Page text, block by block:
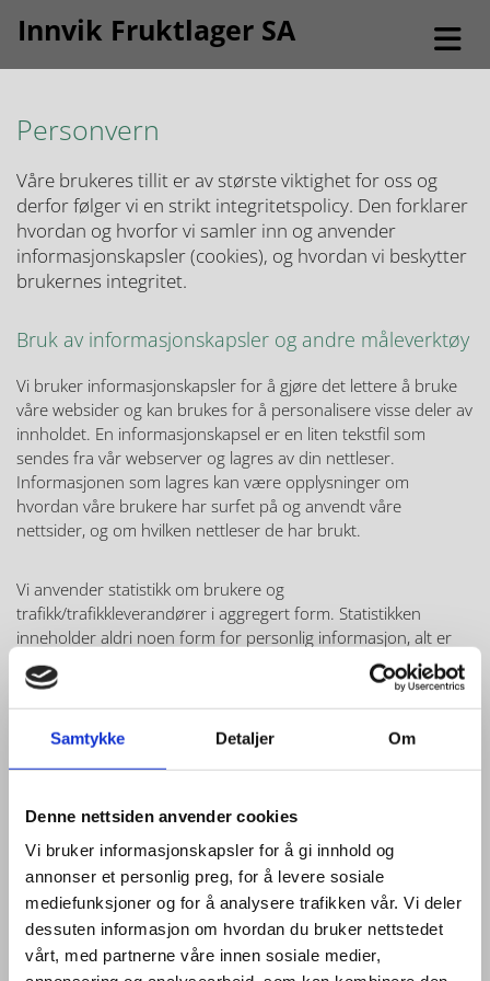
Samtykke Detaljer Om
Denne nettsiden anvender cookies
Vi bruker informasjonskapsler for å gi innhold og
annonser et personlig preg, for å levere sosiale
mediefunksjoner og for å analysere trafikken vår. Vi deler
dessuten informasjon om hvordan du bruker nettstedet
vårt, med partnerne våre innen sosiale medier,
Innvik Fruktlager SA
Personvern
Våre brukeres tillit er av største viktighet for oss og
derfor følger vi en strikt integritetspolicy. Den forklarer
hvordan og hvorfor vi samler inn og anvender
informasjonskapsler (cookies), og hvordan vi beskytter
brukernes integritet.
Bruk av informasjonskapsler og andre måleverktøy
Vi bruker informasjonskapsler for å gjøre det lettere å bruke
våre websider og kan brukes for å personalisere visse deler av
innholdet. En informasjonskapsel er en liten tekstfil som
sendes fra vår webserver og lagres av din nettleser.
Informasjonen som lagres kan være opplysninger om
hvordan våre brukere har surfet på og anvendt våre
nettsider, og om hvilken nettleser de har brukt.
Vi anvender statistikk om brukere og
trafikk/trafikkleverandører i aggregert form. Statistikken
inneholder aldri noen form for personlig informasjon, alt er
anonymt. IP-adresser lagres ikke i vår database der vi lagrer
atferd på nettstedet, derfor kan informasjon om deg som
bruker aldri kobles sammen med din identitet. Din IP-adresse
lagres av sikkerhetsmessige årsaker bare i de tilfeller du selv
Formål:
Utvikle og forbedre nettstedet gjennom å forstå
hvordan det anvendes.
Beregne og rapportere brukerantall og trafikk.
Gjøre det lettere for deg å navigere på nettstedet.
Gjøre det mulig for systemet å kjenne igjen faste